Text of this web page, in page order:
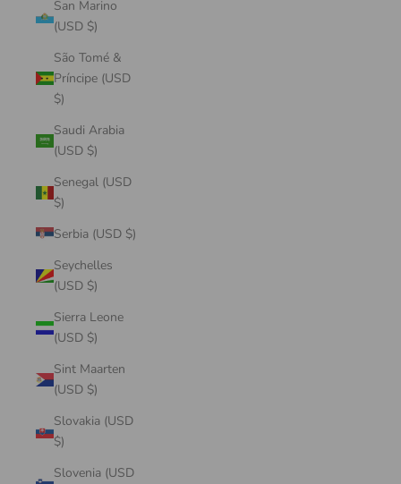
San Marino
(USD $)
São Tomé &
Príncipe (USD
$)
Saudi Arabia
(USD $)
Senegal (USD
$)
Serbia (USD $)
Seychelles
(USD $)
Sierra Leone
(USD $)
Sint Maarten
(USD $)
Slovakia (USD
$)
Slovenia (USD